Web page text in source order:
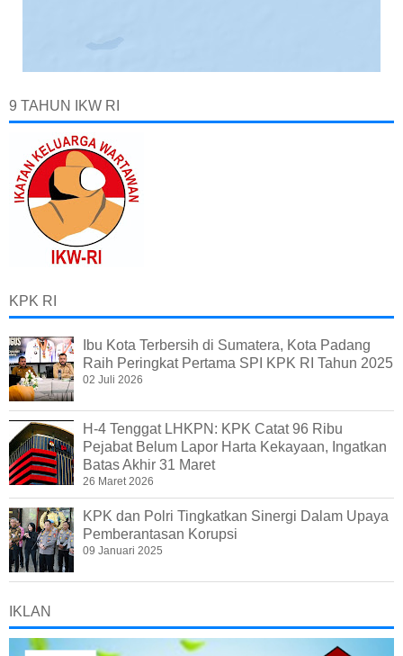
9 TAHUN IKW RI
KPK RI
Ibu Kota Terbersih di Sumatera, Kota Padang
Raih Peringkat Pertama SPI KPK RI Tahun 2025
02 Juli 2026
H-4 Tenggat LHKPN: KPK Catat 96 Ribu
Pejabat Belum Lapor Harta Kekayaan, Ingatkan
Batas Akhir 31 Maret
26 Maret 2026
KPK dan Polri Tingkatkan Sinergi Dalam Upaya
Pemberantasan Korupsi
09 Januari 2025
IKLAN